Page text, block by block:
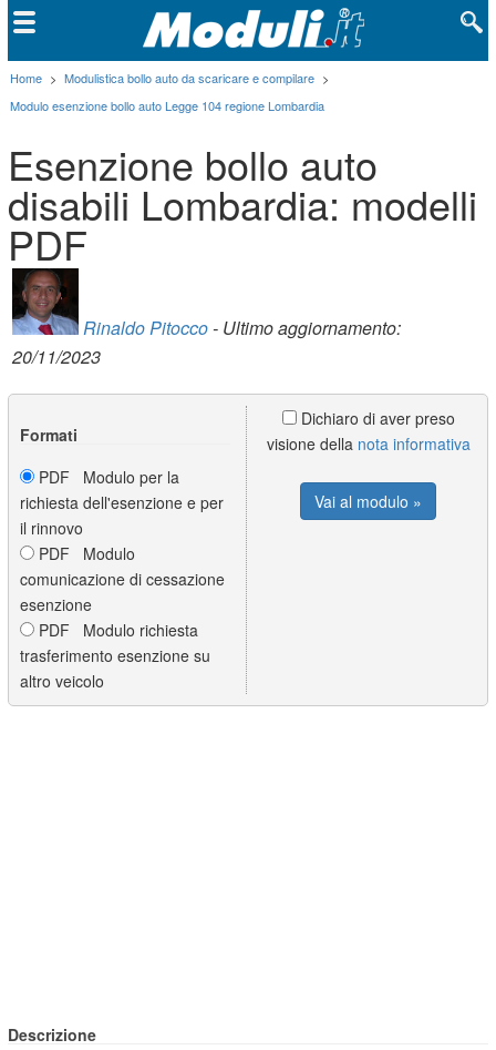
Home > Modulistica bollo auto da scaricare e compilare >
Modulo esenzione bollo auto Legge 104 regione Lombardia
Esenzione bollo auto
disabili Lombardia: modelli
PDF
Rinaldo Pitocco- Ultimo aggiornamento:
20/11/2023
Formati
PDF Modulo per la
richiesta dell'esenzione e per
il rinnovo
PDF Modulo
comunicazione di cessazione
esenzione
PDF Modulo richiesta
trasferimento esenzione su
altro veicolo
Dichiaro di aver preso
visione della nota informativa
Vai al modulo »
Descrizione